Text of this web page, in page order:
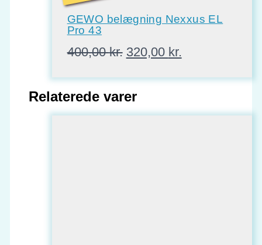
GEWO belægning Nexxus EL
Pro 43
400,00kr. Den
pris
var:
400,00 kr..
320,00 kr.
pris
320,00 kr..
Relaterede varer